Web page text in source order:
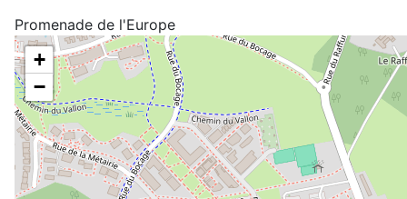
Promenade de l'Europe
+
−